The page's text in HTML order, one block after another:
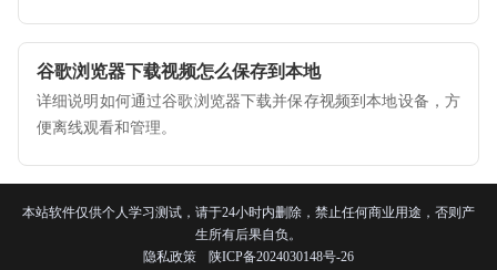
谷歌浏览器下载视频怎么保存到本地
详细说明如何通过谷歌浏览器下载并保存视频到本地设备，方
便离线观看和管理。
本站软件仅供个人学习测试，请于24小时内删除，禁止任何商业用途，否则产
生所有后果自负。
隐私政策
陕ICP备2024030148号-26